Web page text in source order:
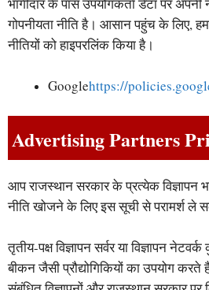
गोपनीयता नीति है। आसान पहुंच के लिए,
नीतियों को हाइपरलिंक किया है।
Googlehttps://
Advertising Partners
आप राजस्थान सरकार के प्रत्येक विज्ञापन
नीति खोजने के लिए इस सूची से परामर्श ले
तृतीय-पक्ष विज्ञापन सर्वर या विज्ञापन
बीकन जैसी प्रौद्योगिकियों का उपयोग